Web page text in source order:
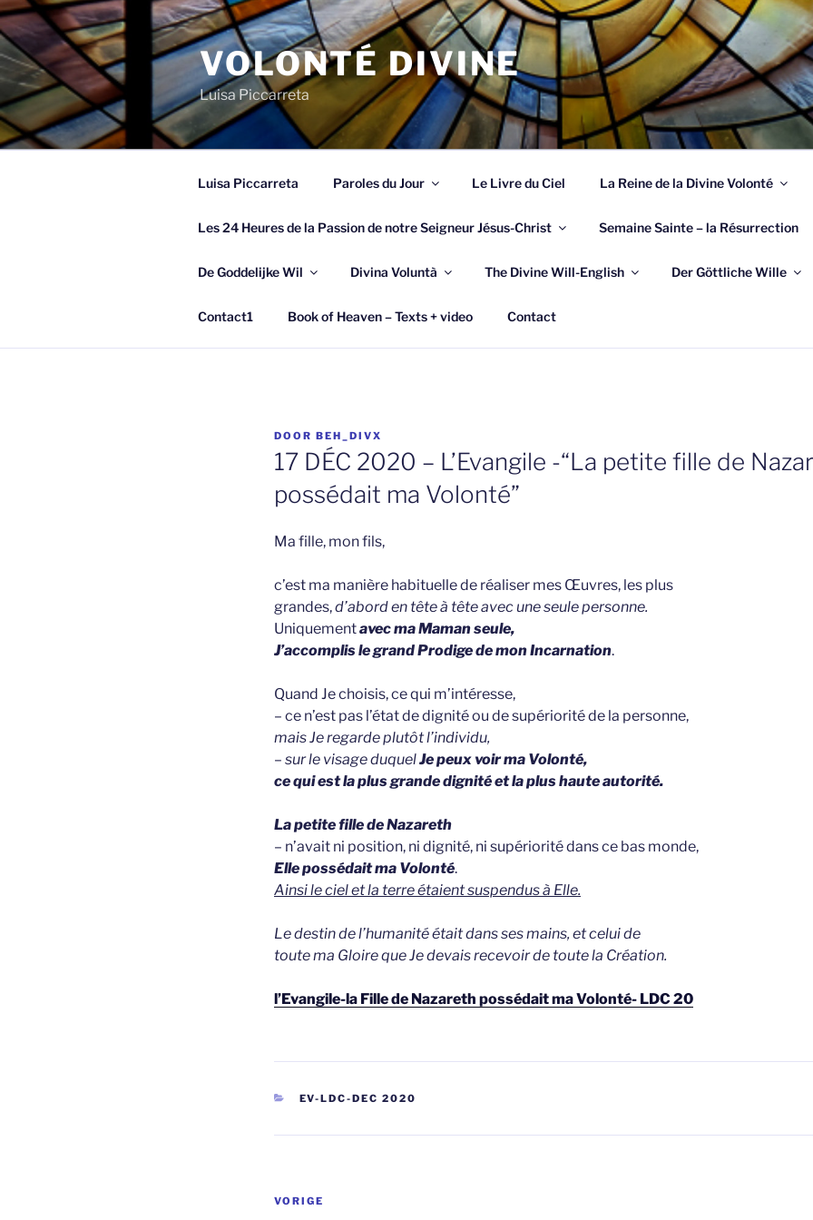
Spring
naar
de
inhoud
VOLONTÉ DIVINE
Luisa Piccarreta
Luisa Piccarreta Paroles du Jour Le Livre du Ciel La Reine de la Divine Volonté
Les 24 Heures de la Passion de notre Seigneur Jésus-Christ Semaine Sainte – la Résurrection
De Goddelijke Wil Divina Voluntà The Divine Will-English Der Göttliche Wille
Contact1 Book of Heaven – Texts + video Contact
GEPLAATST
OP
DOOR BEH_DIVX
17 DÉC 2020 – L’Evangile -“La petite fille de
possédait ma Volonté”
Ma fille, mon fils,
c’est ma manière habituelle de réaliser mes Œuvres, les plus
grandes,d’abord en tête à tête avec une seule personne.
Uniquementavec ma Maman seule,
J’accomplis le grand Prodige de mon Incarnation.
Quand Je choisis, ce qui m’intéresse,
– ce n’est pas l’état de dignité ou de supériorité de la personne,
mais Je regarde plutôt l’individu,
– sur le visage duquelJe peux voir ma Volonté,
ce qui est la plus grande dignité et la plus haute autorité.
La petite fille de Nazareth
– n’avait ni position, ni dignité, ni supériorité dans ce bas monde,
Elle possédait ma Volonté.
Ainsi le ciel et la terre étaient suspendus à Elle.
Le destin de l’humanité était dans ses mains, et celui de
toute ma Gloire que Je devais recevoir de toute la Création.
l’Evangile-la Fille de Nazareth possédait ma Volonté- LDC 20
CATEGORIEËN
EV-LDC-DEC 2020
Berichtnavigatie
Vorig
VORIGE